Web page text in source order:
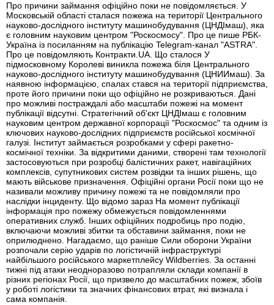
Про причини займання офіційно поки не повідомляється. У
Московській області сталася пожежа на території Центрального
науково-дослідного інституту машинобудування (ЦНДІмаш), яка
є головним науковим центром "Роскосмосу". Про це пише РБК-
Україна із посиланням на публікацію Telegram-канал "ASTRA".
Про це повідомляють Контракти.UA. Що сталося У
підмосковному Королеві виникла пожежа біля Центрального
науково-дослідного інституту машинобудування (ЦНИИмаш). За
наявною інформацією, спалах стався на території підприємства,
проте його причини поки що офіційно не розкриваються. Дані
про можливі постраждалі або масштаби пожежі на момент
публікації відсутні. Стратегічний об'єкт ЦНДІмаш є головним
науковим центром державної корпорації "Роскосмос" та одним із
ключових науково-дослідних підприємств російської космічної
галузі. Інститут займається розробками у сфері ракетно-
космічної техніки. За відкритими даними, створені там технології
застосовуються при розробці балістичних ракет, навігаційних
комплексів, супутникових систем розвідки та інших рішень, що
мають військове призначення. Офіційні органи Росії поки що не
називали можливу причину пожежі та не повідомляли про
наслідки інциденту. Що відомо зараз На момент публікації
інформація про пожежу обмежується повідомленнями
оперативних служб. Інших офіційних подробиць про подію,
включаючи можливі збитки та обставини займання, поки не
оприлюднено. Нагадаємо, що раніше Сили оборони України
розпочали серію ударів по логістичній інфраструктурі
найбільшого російського маркетплейсу Wildberries. За останні
тижні під атаки неодноразово потрапляли склади компанії в
різних регіонах Росії, що призвело до масштабних пожеж, збоїв
у роботі логістики та значних фінансових втрат, які визнала і
сама компанія.